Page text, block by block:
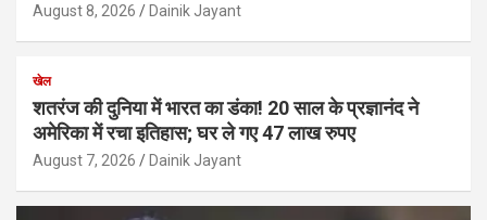
August 8, 2026 Dainik Jayant
खेल
शतरंज की दुनिया में भारत का डंका! 20 साल के प्रज्ञानंद ने
अमेरिका में रचा इतिहास; घर ले गए 47 लाख रुपए
August 7, 2026 Dainik Jayant